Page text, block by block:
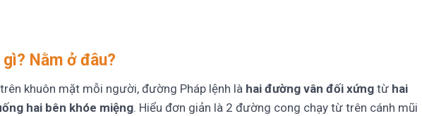
Nằm ở đâu?
trên khuôn mặt mỗi người, đường Pháp lệnh là hai đường vân đối xứng từ hai
hai bên khóe miệng. Hiểu đơn giản là 2 đường cong chạy từ trên cánh mũi